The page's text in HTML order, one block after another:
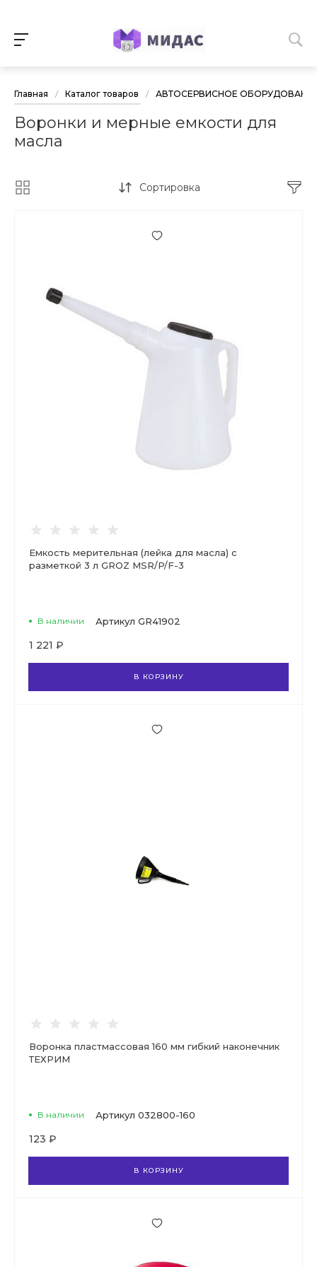
Главная / Каталог товаров / АВТОСЕРВИСНОЕ
Воронки и мерные емкости для
масла
Сортировка
Емкость мерительная (лейка для масла) с
разметкой 3 л GROZ MSR/P/F-3
В наличии Артикул GR41902
1 221 ₽
В КОРЗИНУ
Воронка пластмассовая 160 мм гибкий наконечник
ТЕХРИМ
В наличии Артикул 032800-160
123 ₽
В КОРЗИНУ